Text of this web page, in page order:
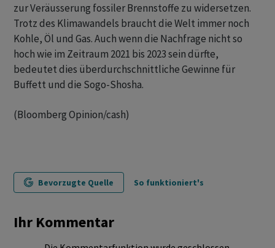
zur Veräusserung fossiler Brennstoffe zu widersetzen.
Trotz des Klimawandels braucht die Welt immer noch
Kohle, Öl und Gas. Auch wenn die Nachfrage nicht so
hoch wie im Zeitraum 2021 bis 2023 sein dürfte,
bedeutet dies überdurchschnittliche Gewinne für
Buffett und die Sogo-Shosha.
(Bloomberg Opinion/cash)
Bevorzugte Quelle So funktioniert's
Ihr Kommentar